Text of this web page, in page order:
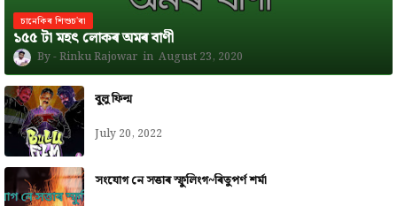
চানেকিৰ শিশুচ'ৰা
১৫৫ টা মহৎ লোকৰ অমৰ বাণী
Rinku Rajowar August 23, 2020
বুলু ফিল্ম
July 20, 2022
সংযোগ নে সত্তাৰ স্ফুলিংগ~ৰিতুপৰ্ণ শৰ্মা